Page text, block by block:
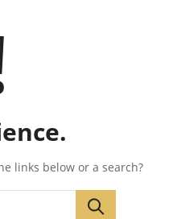
links below or a search?